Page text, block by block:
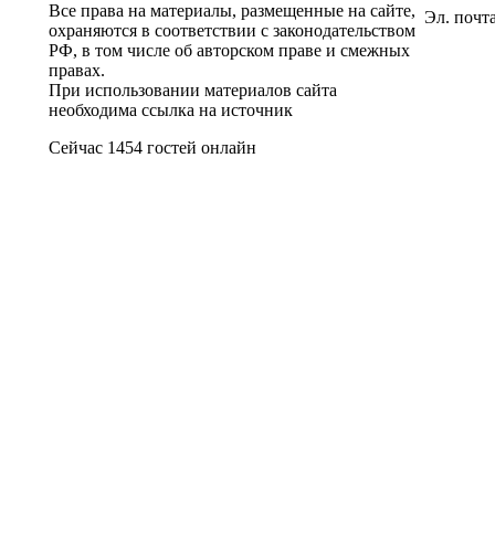
Все права на материалы, размещенные на сайте,
охраняются в соответствии с законодательством
РФ, в том числе об авторском праве и смежных
правах.
При использовании материалов сайта
необходима ссылка на источник
Сейчас 1454 гостей онлайн
Эл.